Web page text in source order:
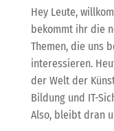
Hey Leute,
bekommt ihr die
Themen, die uns
interessieren.
der Welt der
Bildung und IT-
Also, bleibt dran